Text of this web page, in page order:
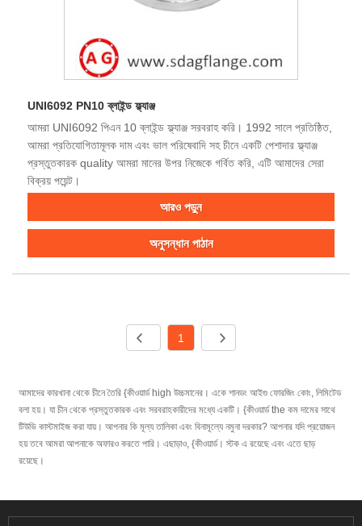
UNI6092 PN10 ব্লাইন্ড ফ্ল্যাঞ্জ
আমরা UNI6092 পিএন 10 ব্লাইন্ড ফ্ল্যাঞ্জ সরবরাহ করি। 1992 সালে প্রতিষ্ঠিত,
আমরা প্রতিযোগিতামূলক দাম এবং ভাল পরিষেবাদি সহ চীনে একটি পেশাদার ফ্ল্যাঞ্জ
প্রস্তুতকারক quality আমরা মানের উপর নিজেকে গর্বিত করি, এটি আমাদের সেরা
বিক্রয় পয়েন্ট।
আরও পড়ুন
অনুসন্ধান পাঠান
1
আমাদের কারখানা থেকে চীনে তৈরি {কীওয়ার্ড high উচ্চমানের। একে শানডং আইগু ফোরজিং কোং, লিমিটেড
বলা হয়। যা চীন থেকে প্রস্তুতকারক এবং সরবরাহকারীদের মধ্যে একটি। {কীওয়ার্ড the কম দামের সাথে
টিউভি কাস্টমাইজ করা যায়। আপনার কি মূল্য তালিকা এবং বিনামূল্যে নমুনা দরকার? আপনার যদি প্রয়োজন
হয় তবে আমরা আপনাকে অফারও করতে পারি। এছাড়াও, {কীওয়ার্ড। স্টক এ রয়েছে এবং এতে ছাড়
রয়েছে।